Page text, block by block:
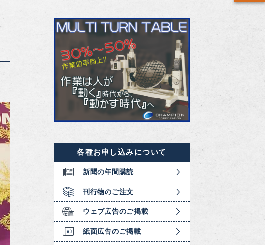
各種お申し込みについて
新聞の年間購読
刊行物のご注文
ウェブ広告のご掲載
紙面広告のご掲載